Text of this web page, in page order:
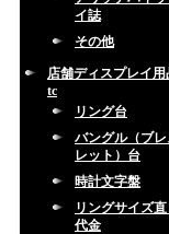
イ誌
その他
店舗ディスプレイ用
tc
リング台
バングル（ブレ
レット）台
時計文字盤
リングサイズ直
代金